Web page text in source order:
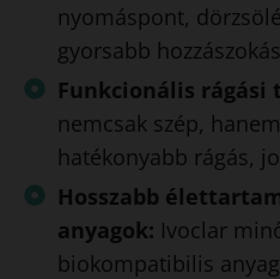
nyomáspont,
gyorsabb
Funkcionális
nemcsak szép,
hatékonyabb rágás,
Hosszabb
anyagok: Ivoclar
biokompatibilis